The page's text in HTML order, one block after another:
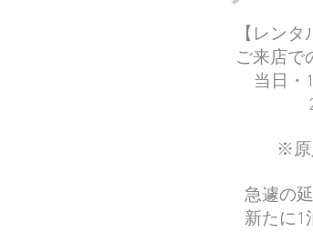
【レンタ
ご来店で
当日・
2泊3
※原則
急遽の
新たに1